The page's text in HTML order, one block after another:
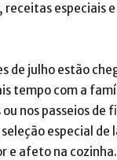
especiais
de julho estão
tempo com a
nos passeios de
especial de
e afeto na cozinha.